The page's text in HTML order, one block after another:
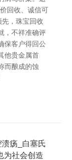
回收、诚信可
，珠宝回收
，不祥准确评
保客户得回公
他贵金属首
而酿成的蚀
疡_白塞氏
为社会创造